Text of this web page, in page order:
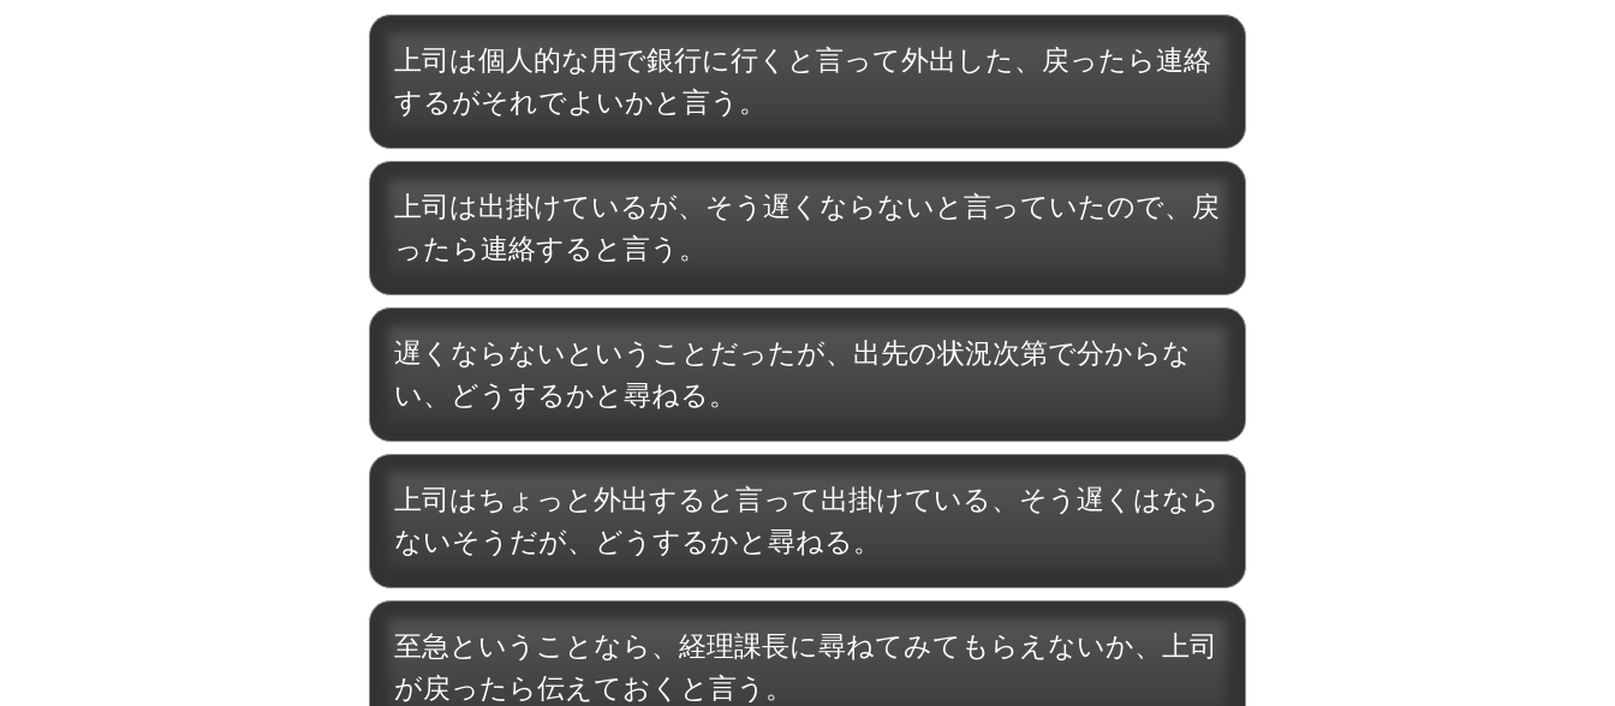
上司は個人的な用で銀行に行くと言って外出した、戻ったら連絡
するがそれでよいかと言う。
上司は出掛けているが、そう遅くならないと言っていたので、戻
ったら連絡すると言う。
遅くならないということだったが、出先の状況次第で分からな
い、どうするかと尋ねる。
上司はちょっと外出すると言って出掛けている、そう遅くはなら
ないそうだが、どうするかと尋ねる。
至急ということなら、経理課長に尋ねてみてもらえないか、上司
が戻ったら伝えておくと言う。